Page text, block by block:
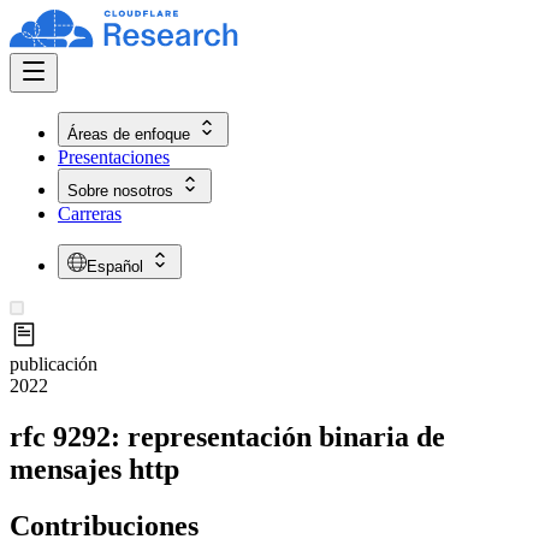
Áreas de enfoque
Presentaciones
Sobre nosotros
Carreras
Español
publicación
2022
rfc 9292: representación binaria de
mensajes http
Contribuciones